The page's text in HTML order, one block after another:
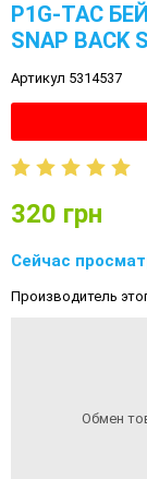
P1G-TAC
SNAP BACK
Артикул 5314537
320 грн
Сейчас
Производитель
Обмен